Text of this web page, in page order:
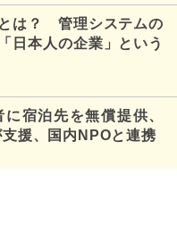
は？ 管理システムの
日本人の企業」という
宿泊先を無償提供、
援、国内NPOと連携